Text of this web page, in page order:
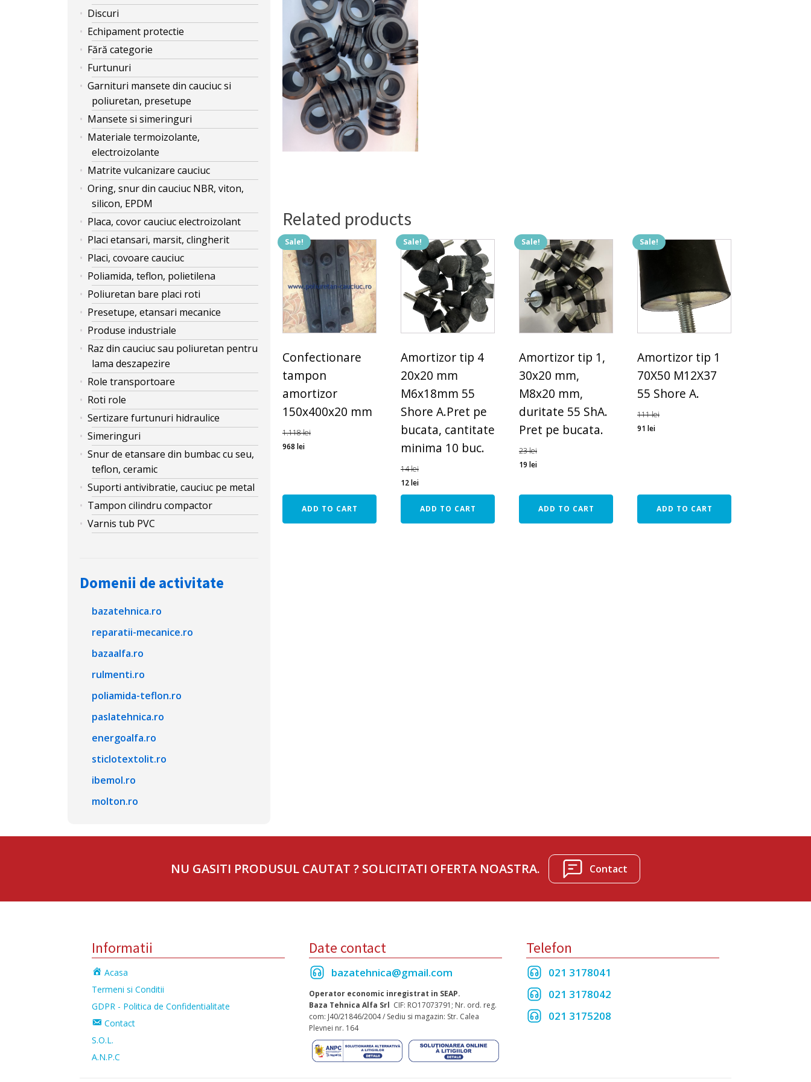
Discuri
Echipament protectie
Fără categorie
Furtunuri
Garnituri mansete din cauciuc si
poliuretan, presetupe
Mansete si simeringuri
Materiale termoizolante,
electroizolante
Matrite vulcanizare cauciuc
Oring, snur din cauciuc NBR, viton,
silicon, EPDM
Placa, covor cauciuc electroizolant
Placi etansari, marsit, clingherit
Placi, covoare cauciuc
Poliamida, teflon, polietilena
Poliuretan bare placi roti
Presetupe, etansari mecanice
Produse industriale
Raz din cauciuc sau poliuretan pentru
lama deszapezire
Role transportoare
Roti role
Sertizare furtunuri hidraulice
Simeringuri
Snur de etansare din bumbac cu seu,
teflon, ceramic
Suporti antivibratie, cauciuc pe metal
Tampon cilindru compactor
Varnis tub PVC
Domenii de activitate
bazatehnica.ro
reparatii-mecanice.ro
bazaalfa.ro
rulmenti.ro
poliamida-teflon.ro
paslatehnica.ro
energoalfa.ro
sticlotextolit.ro
ibemol.ro
molton.ro
Related products
Sale!
Confectionare
tampon
amortizor
150x400x20 mm
1.118lei
968 lei
ADD TO CART
Sale!
Amortizor tip 4
20x20 mm
M6x18mm 55
Shore A.Pret pe
bucata, cantitate
minima 10 buc.
14lei
12lei
ADD TO CART
Sale!
Amortizor tip 1,
30x20 mm,
M8x20 mm,
duritate 55 ShA.
Pret pe bucata.
23lei
19 lei
ADD TO CART
Sale!
Amortizor tip 1
70X50 M12X37
55 Shore A.
111lei
91 lei
ADD TO CART
NU GASITI PRODUSUL CAUTAT ? SOLICITATI OFERTA NOASTRA. Contact
Informatii
Acasa
Termeni si Conditii
GDPR - Politica de Confidentialitate
Contact
S.O.L.
A.N.P.C
Date contact
bazatehnica@gmail.com
Operator economic inregistrat in SEAP.
Baza Tehnica Alfa Srl CIF: RO17073791; Nr. ord. reg.
com: J40/21846/2004 / Sediu si magazin: Str. Calea
Plevnei nr. 164
Telefon
021 3178041
021 3178042
021 3175208